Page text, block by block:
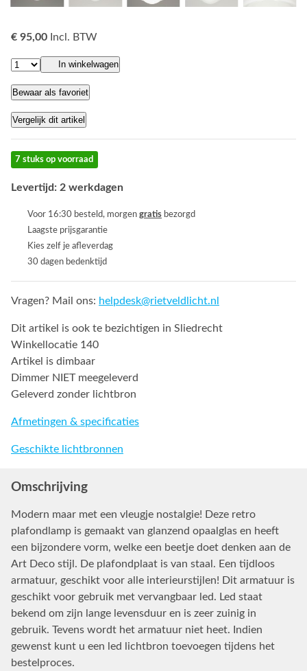
€ 95,00 Incl. BTW
In winkelwagen
Bewaar als favoriet
Vergelijk dit artikel
7 stuks op voorraad
Levertijd: 2 werkdagen
Voor 16:30 besteld, morgen gratis bezorgd
Laagste prijsgarantie
Kies zelf je afleverdag
30 dagen bedenktijd
Vragen? Mail ons: helpdesk@rietveldlicht.nl
Dit artikel is ook te bezichtigen in Sliedrecht
Winkellocatie 140
Artikel is dimbaar
Dimmer NIET meegeleverd
Geleverd zonder lichtbron
Afmetingen & specificaties
Geschikte lichtbronnen
Omschrijving
Modern maar met een vleugje nostalgie! Deze retro
plafondlamp is gemaakt van glanzend opaalglas en heeft
een bijzondere vorm, welke een beetje doet denken aan de
Art Deco stijl. De plafondplaat is van staal. Een tijdloos
armatuur, geschikt voor alle interieurstijlen! Dit armatuur is
geschikt voor gebruik met vervangbaar led. Led staat
bekend om zijn lange levensduur en is zeer zuinig in
gebruik. Tevens wordt het armatuur niet heet. Indien
gewenst kunt u een led lichtbron toevoegen tijdens het
bestelproces.